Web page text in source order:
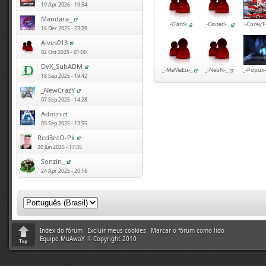
19 Apr 2026 - 19:54
Mandara_
16 Dec 2025 - 23:29
Alves013
02 Oct 2025 - 01:00
DvX_SubADM
18 Sep 2025 - 19:42
_NewCrazY
07 Sep 2025 - 14:28
Admin
05 Sep 2025 - 13:55
Red3ntO-Pk
20 Jun 2025 - 17:35
Sonzin_
24 Apr 2025 - 20:16
_-Clarck _-Closed-_ _-
_-MaMaEu-_ _-NeoN-_ _-
Index do fórum Excluir meus cookies
Marcar o fórum como lido
Equipe MuAwaY © Copyright 2010